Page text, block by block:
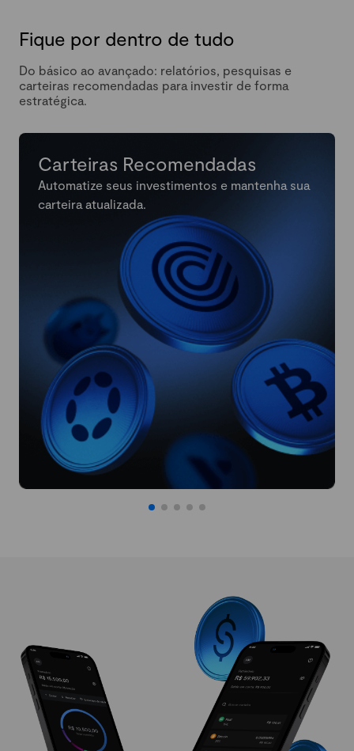
Fique por dentro de tudo
Do básico ao avançado: relatórios, pesquisas e
carteiras recomendadas para investir de forma
estratégica.
Carteiras Recomendadas
Automatize seus investimentos e mantenha sua
carteira atualizada.